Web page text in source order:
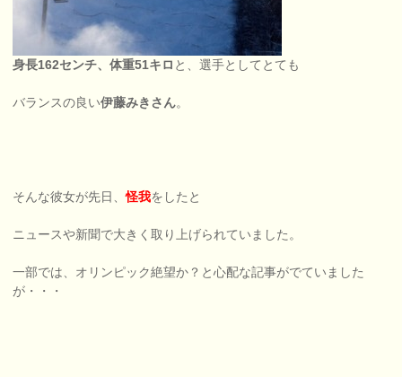
身長162センチ、体重51キロ と、選手としてとても
バランスの良い伊藤みきさん。
そんな彼女が先日、怪我をしたと
ニュースや新聞で大きく取り上げられていました。
一部では、オリンピック絶望か？と心配な記事がでていました
が・・・